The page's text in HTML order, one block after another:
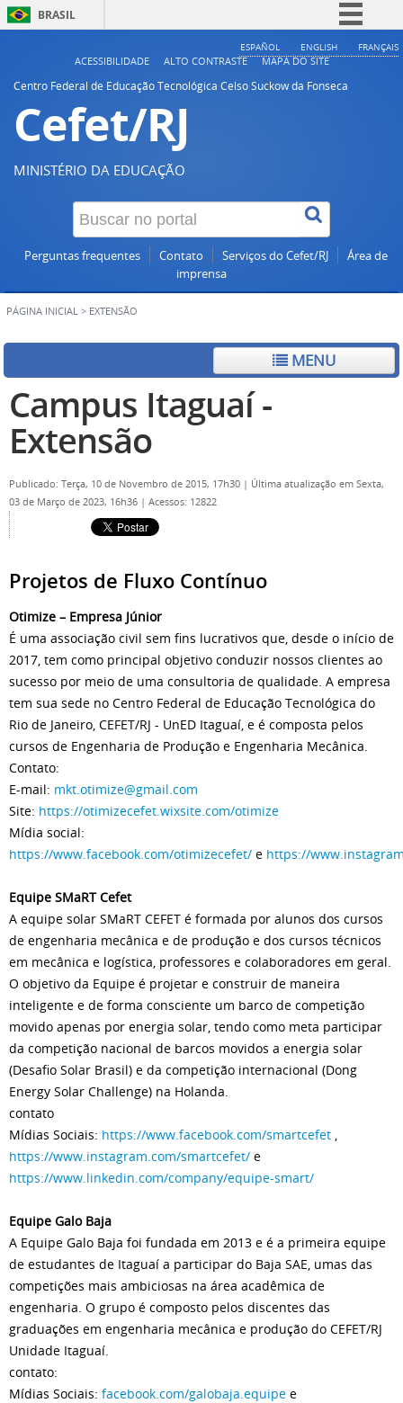
BRASIL
Simplifique!
ESPAÑOL ENGLISH FRANÇAIS
ACESSIBILIDADE ALTO CONTRASTE
MAPA DO SITE
Centro Federal de Educação Tecnológica Celso Suckow da Fonseca
Cefet/RJ
MINISTÉRIO DA EDUCAÇÃO
Perguntas frequentes Contato Serviços do Cefet/RJ
Área de
imprensa
PÁGINA INICIAL > EXTENSÃO
MENU
Campus Itaguaí -
Extensão
Publicado: Terça, 10 de Novembro de 2015, 17h30 | Última atualização em Sexta,
03 de Março de 2023, 16h36 | Acessos: 12822
Projetos de Fluxo Contínuo
Otimize – Empresa Júnior
É uma associação civil sem fins lucrativos que, desde o início de
2017, tem como principal objetivo conduzir nossos clientes ao
sucesso por meio de uma consultoria de qualidade. A empresa
tem sua sede no Centro Federal de Educação Tecnológica do
Rio de Janeiro, CEFET/RJ - UnED Itaguaí, e é composta pelos
cursos de Engenharia de Produção e Engenharia Mecânica.
Contato:
E-mail: mkt.otimize@gmail.com
Site: https://otimizecefet.wixsite.com/otimize
Mídia social:
https://www.facebook.com/otimizecefet/ e https://
Equipe SMaRT Cefet
A equipe solar SMaRT CEFET é formada por alunos dos cursos
de engenharia mecânica e de produção e dos cursos técnicos
em mecânica e logística, professores e colaboradores em geral.
O objetivo da Equipe é projetar e construir de maneira
inteligente e de forma consciente um barco de competição
movido apenas por energia solar, tendo como meta participar
da competição nacional de barcos movidos a energia solar
(Desafio Solar Brasil) e da competição internacional (Dong
Energy Solar Challenge) na Holanda.
contato
Mídias Sociais: https://www.facebook.com/smartcefet ,
https://www.instagram.com/smartcefet/ e
https://www.linkedin.com/company/equipe-smart/
Equipe Galo Baja
A Equipe Galo Baja foi fundada em 2013 e é a primeira equipe
de estudantes de Itaguaí a participar do Baja SAE, umas das
competições mais ambiciosas na área acadêmica de
engenharia. O grupo é composto pelos discentes das
graduações em engenharia mecânica e produção do CEFET/RJ
Unidade Itaguaí.
contato:
Mídias Sociais: facebook.com/galobaja.equipe e